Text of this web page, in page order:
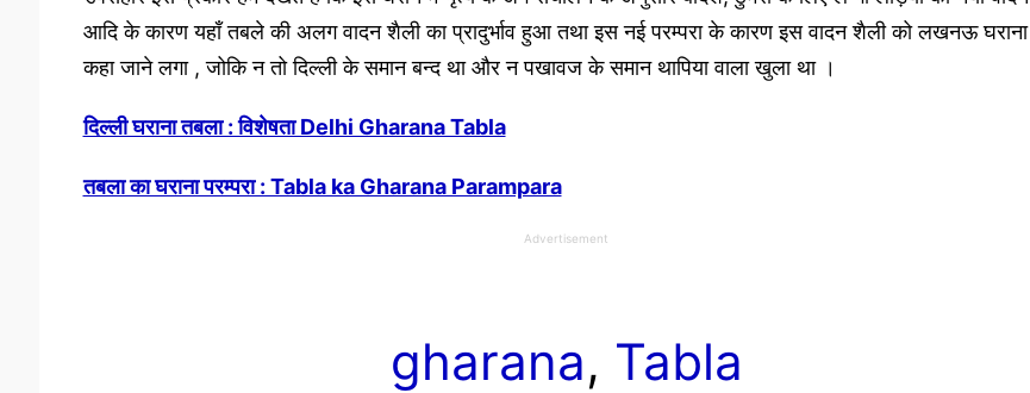
आदि के कारण यहाँ तबले की अलग वादन शैली का प्रादुर्भाव हुआ तथा इस नई परम्परा के कारण इस वादन शैली को लखनऊ घराना
कहा जाने लगा , जोकि न तो दिल्ली के समान बन्द था और न पखावज के समान थापिया वाला खुला था ।
दिल्ली घराना तबला : विशेषता Delhi Gharana Tabla
तबला का घराना परम्परा : Tabla ka Gharana Parampara
Advertisement
gharana, Tabla